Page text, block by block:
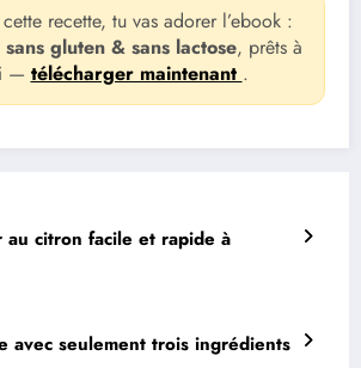
recette, tu vas adorer l’ebook :
gluten & sans lactose, prêts à
— télécharger maintenant .
au citron facile et rapide à
avec seulement trois ingrédients